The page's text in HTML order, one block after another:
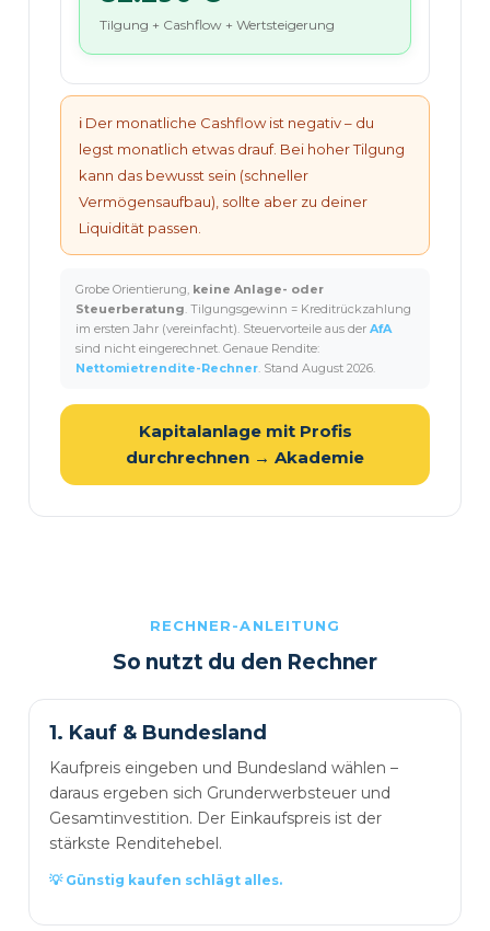
Tilgung + Cashflow + Wertsteigerung
ℹ️ Der monatliche Cashflow ist negativ – du
legst monatlich etwas drauf. Bei hoher Tilgung
kann das bewusst sein (schneller
Vermögensaufbau), sollte aber zu deiner
Liquidität passen.
Grobe Orientierung, keine Anlage- oder
Steuerberatung. Tilgungsgewinn = Kreditrückzahlung
im ersten Jahr (vereinfacht). Steuervorteile aus der AfA
sind nicht eingerechnet. Genaue Rendite:
Nettomietrendite-Rechner. Stand August 2026.
Kapitalanlage mit Profis
durchrechnen → Akademie
RECHNER-ANLEITUNG
So nutzt du den Rechner
1. Kauf & Bundesland
Kaufpreis eingeben und Bundesland wählen –
daraus ergeben sich Grunderwerbsteuer und
Gesamtinvestition. Der Einkaufspreis ist der
stärkste Renditehebel.
💡 Günstig kaufen schlägt alles.